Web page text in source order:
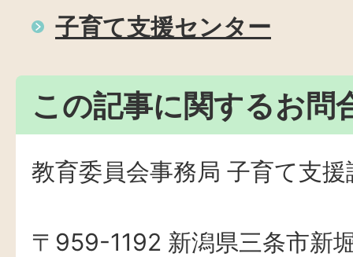
子育て支援センター
この記事に関するお問
教育委員会事務局 子育て支
〒959-1192 新潟県三条市新